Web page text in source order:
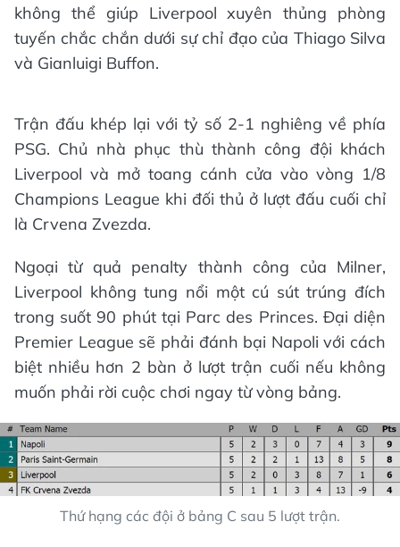
không thể giúp Liverpool xuyên thủng phòng
tuyến chắc chắn dưới sự chỉ đạo của Thiago Silva
và Gianluigi Buffon.
Trận đấu khép lại với tỷ số 2-1 nghiêng về phía
PSG. Chủ nhà phục thù thành công đội khách
Liverpool và mở toang cánh cửa vào vòng 1/8
Champions League khi đối thủ ở lượt đấu cuối chỉ
là Crvena Zvezda.
Ngoại từ quả penalty thành công của Milner,
Liverpool không tung nổi một cú sút trúng đích
trong suốt 90 phút tại Parc des Princes. Đại diện
Premier League sẽ phải đánh bại Napoli với cách
biệt nhiều hơn 2 bàn ở lượt trận cuối nếu không
muốn phải rời cuộc chơi ngay từ vòng bảng.
Thứ hạng các đội ở bảng C sau 5 lượt trận.